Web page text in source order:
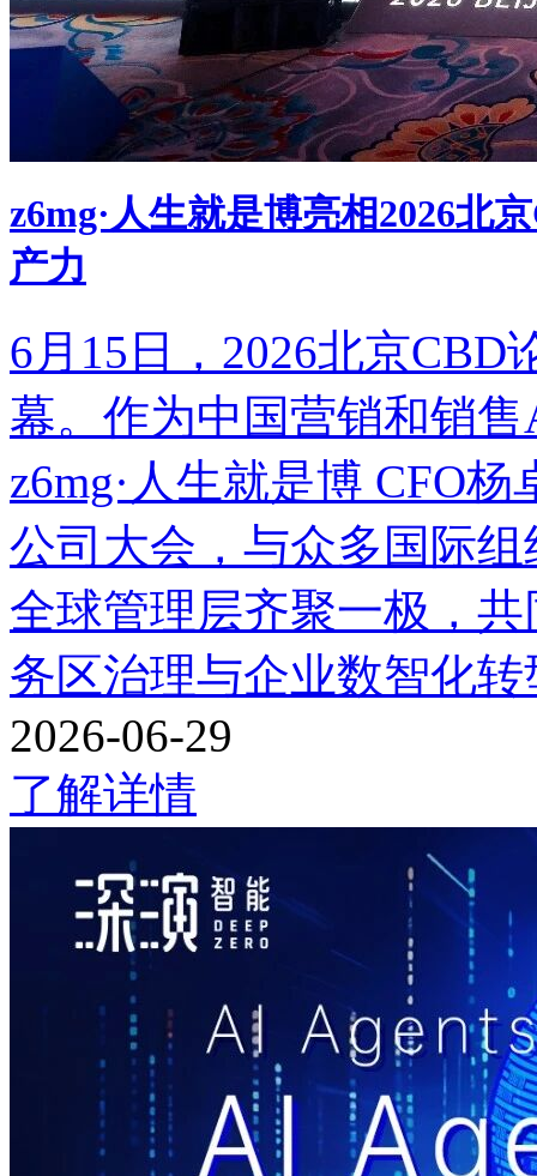
z6mg·人生就是博亮相2026北
产力
6月15日，2026北京
幕。作为中国营销和销售
z6mg·人生就是博 CFO
公司大会，与众多国际
全球管理层齐聚一极
务区治理与企业数智化
2026-06-29
了解详情